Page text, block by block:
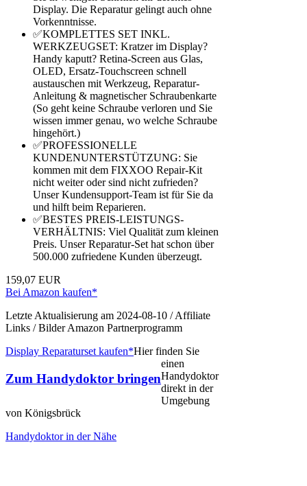
Display. Die Reparatur gelingt auch ohne
Vorkenntnisse.
✅KOMPLETTES SET INKL.
WERKZEUGSET: Kratzer im Display?
Handy kaputt? Retina-Screen aus Glas,
OLED, Ersatz-Touchscreen schnell
austauschen mit Werkzeug, Reparatur-
Anleitung & magnetischer Schraubenkarte
(So geht keine Schraube verloren und Sie
wissen immer genau, wo welche Schraube
hingehört.)
✅PROFESSIONELLE
KUNDENUNTERSTÜTZUNG: Sie
kommen mit dem FIXXOO Repair-Kit
nicht weiter oder sind nicht zufrieden?
Unser Kundensupport-Team ist für Sie da
und hilft beim Reparieren.
✅BESTES PREIS-LEISTUNGS-
VERHÄLTNIS: Viel Qualität zum kleinen
Preis. Unser Reparatur-Set hat schon über
500.000 zufriedene Kunden überzeugt.
159,07 EUR
Bei Amazon kaufen*
Letzte Aktualisierung am 2024-08-10 / Affiliate
Links / Bilder Amazon Partnerprogramm
Display Reparaturset kaufen*
Zum Handydoktor bringen
Hier finden Sie
einen
Handydoktor
direkt in der
Umgebung
von Königsbrück
Handydoktor in der Nähe